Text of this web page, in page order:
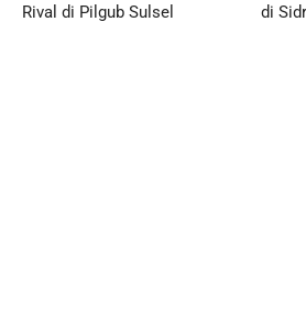
Rival di Pilgub Sulsel
di